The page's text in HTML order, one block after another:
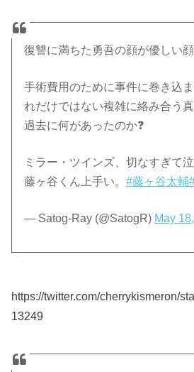
復讐に満ちた勇吾の顔が優しい
手術費用のために事件に巻き込
れだけではない複雑に絡み合う真
過去に何があったのか❓
ミラー・ツインズ、切なすぎて泣
藤ヶ谷くん上手い。#藤ヶ谷太輔
— Satog-Ray (@SatogR) May
https://twitter.com/cherrykismeron/
13249